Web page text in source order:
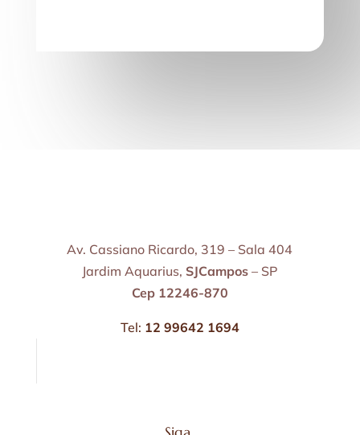
Av. Cassiano Ricardo, 319 – Sala 404
Jardim Aquarius, SJCampos – SP
Cep 12246-870
Tel: 12 99642 1694